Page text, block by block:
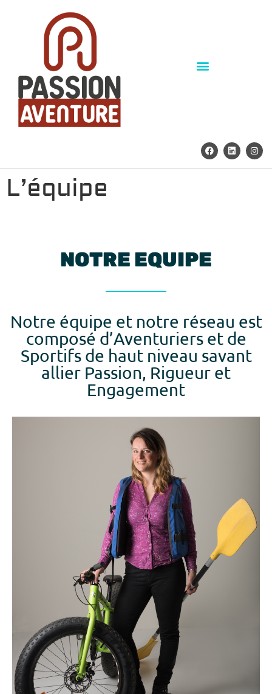
L’équipe
NOTRE EQUIPE
Notre équipe et notre réseau est
composé d’Aventuriers et de
Sportifs de haut niveau savant
allier Passion, Rigueur et
Engagement